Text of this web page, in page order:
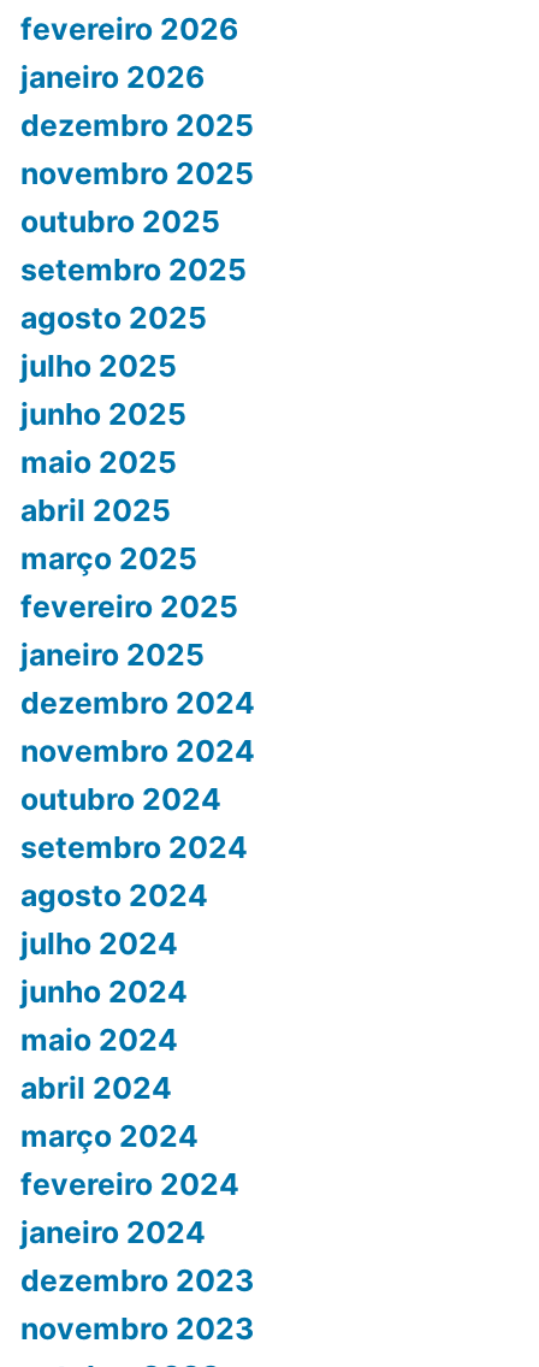
fevereiro 2026
janeiro 2026
dezembro 2025
novembro 2025
outubro 2025
setembro 2025
agosto 2025
julho 2025
junho 2025
maio 2025
abril 2025
março 2025
fevereiro 2025
janeiro 2025
dezembro 2024
novembro 2024
outubro 2024
setembro 2024
agosto 2024
julho 2024
junho 2024
maio 2024
abril 2024
março 2024
fevereiro 2024
janeiro 2024
dezembro 2023
novembro 2023